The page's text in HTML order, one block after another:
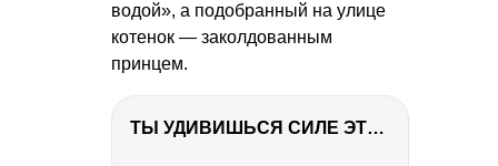
водой», а подобранный на улице
котенок — заколдованным
принцем.
ТЫ УДИВИШЬСЯ СИЛЕ ЭТО ЧЕЛОВЕКА! Блог о нашей поездке в Вышний Волочек